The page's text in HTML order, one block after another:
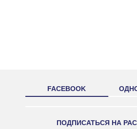
FACEBOOK
ПОДПИСАТЬСЯ НА